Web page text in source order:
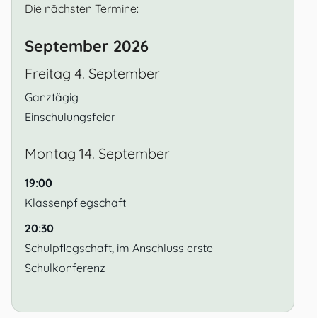
Die nächsten Termine:
September 2026
Freitag 4. September
Ganztägig
Einschulungsfeier
Montag 14. September
19:00
Klassenpflegschaft
20:30
Schulpflegschaft, im Anschluss erste
Schulkonferenz